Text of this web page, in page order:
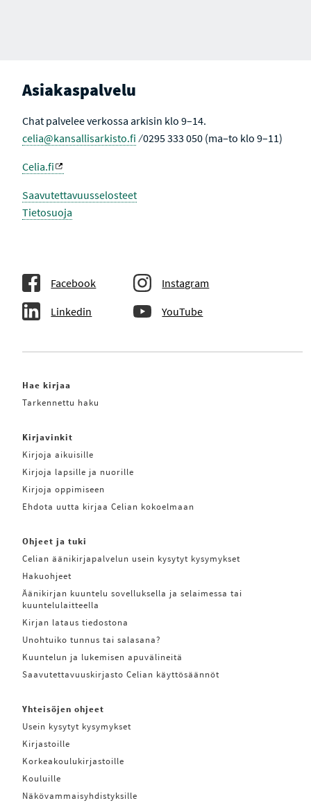
Asiakaspalvelu
Chat palvelee verkossa arkisin klo 9–14.
celia@kansallisarkisto.fi ⁄ 0295 333 050 (ma–to klo 9–11)
Celia.fi
Saavutettavuusselosteet
Tietosuoja
Facebook Instagram
Linkedin YouTube
Hae kirjaa
Tarkennettu haku
Kirjavinkit
Kirjoja aikuisille
Kirjoja lapsille ja nuorille
Kirjoja oppimiseen
Ehdota uutta kirjaa Celian kokoelmaan
Ohjeet ja tuki
Celian äänikirjapalvelun usein kysytyt kysymykset
Hakuohjeet
Äänikirjan kuuntelu sovelluksella ja selaimessa tai
kuuntelulaitteella
Kirjan lataus tiedostona
Unohtuiko tunnus tai salasana?
Kuuntelun ja lukemisen apuvälineitä
Saavutettavuuskirjasto Celian käyttösäännöt
Yhteisöjen ohjeet
Usein kysytyt kysymykset
Kirjastoille
Korkeakoulukirjastoille
Kouluille
Näkövammaisyhdistyksille